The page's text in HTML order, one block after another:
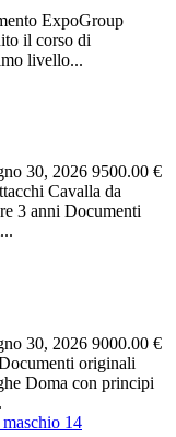
ExpoGroup
il corso di
livello...
30, 2026 9500.00 €
Cavalla da
3 anni Documenti
30, 2026 9000.00 €
originali
Doma con principi